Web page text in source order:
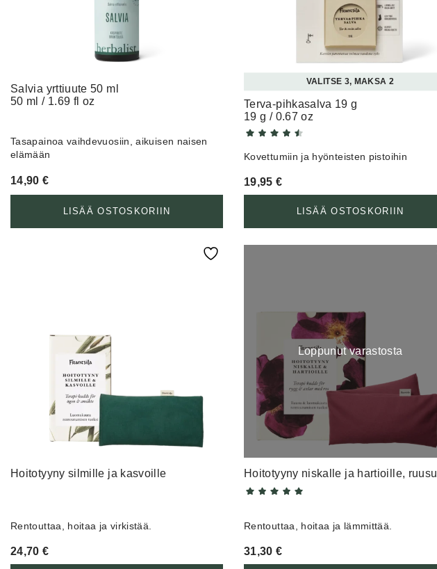
Salvia yrttiuute 50 ml
50 ml / 1.69 fl oz
Tasapainoa vaihdevuosiin, aikuisen naisen
elämään
14,90€
LISÄÄ OSTOSKORIIN
VALITSE 3, MAKSA 2
Terva-pihkasalva 19 g
19 g / 0.67 oz
Kovettumiin ja hyönteisten pistoihin
19,95€
LISÄÄ OSTOSKORIIN
Hoitotyyny silmille ja kasvoille
Rentouttaa, hoitaa ja virkistää.
24,70€
Loppunut varastosta
Hoitotyyny niskalle ja hartioille, ruusu
Rentouttaa, hoitaa ja lämmittää.
31,30€